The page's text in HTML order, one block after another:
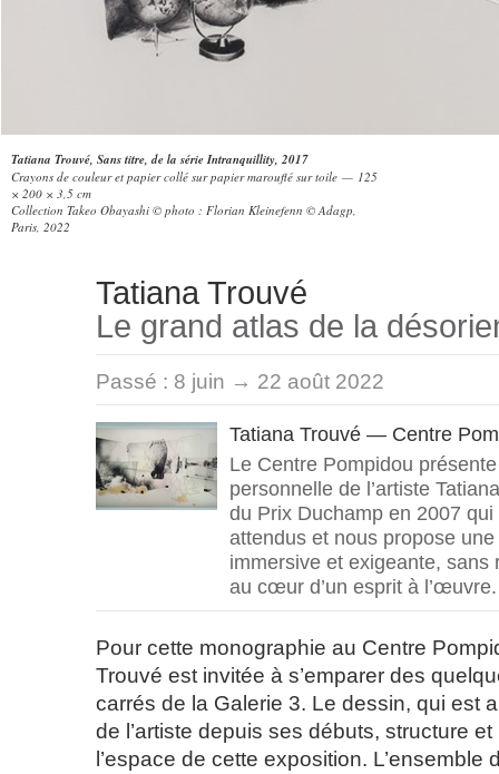
Tatiana Trouvé, Sans titre, de la série Intranquillity, 2017
Crayons de couleur et papier collé sur papier marouflé sur toile — 125
× 200 × 3,5 cm
Collection Takeo Obayashi © photo : Florian Kleinefenn © Adagp,
Paris, 2022
Tatiana Trouvé
Le grand atlas de la
Passé : 8 juin → 22 août 2022
Tatiana Trouvé — Centre
Le Centre Pompidou
personnelle de l’artiste
du Prix Duchamp en 2007
attendus et nous propose
immersive et exigeante, sans
au cœur d’un esprit à l’œuvre.
Pour cette monographie au Centre
Trouvé est invitée à s’emparer des
carrés de la Galerie 3. Le dessin, qui est
de l’artiste depuis ses débuts, structure
l’espace de cette exposition. L’ensemble